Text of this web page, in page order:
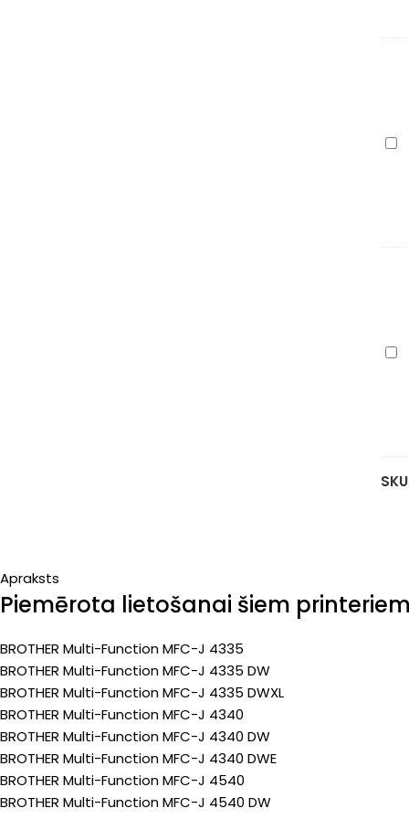
Apraksts
Piemērota lietošanai šiem printeriem
BROTHER Multi-Function MFC-J 4335
BROTHER Multi-Function MFC-J 4335 DW
BROTHER Multi-Function MFC-J 4335 DWXL
BROTHER Multi-Function MFC-J 4340
BROTHER Multi-Function MFC-J 4340 DW
BROTHER Multi-Function MFC-J 4340 DWE
BROTHER Multi-Function MFC-J 4540
BROTHER Multi-Function MFC-J 4540 DW